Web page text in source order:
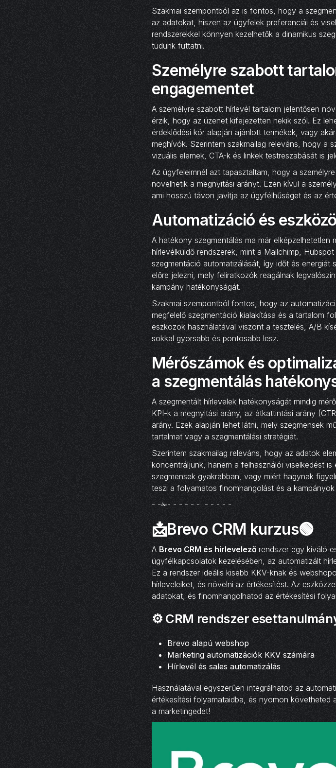
Szakmai szempontból az is fontos, hogy a
az adatokat, hiszen az ügyfelek preferenciái és
rendszerekkel könnyen kezelhetők a dinamikus
tudunk futtatni.
Személyre szabott
engagementet
A személyre szabott hírlevél tartalom jelentősen
érzik, hogy az üzenet kifejezetten nekik szól. Ez
érdeklődési kör alapján ajánlott termékek, vagy
meghívók. Szerintem szakmailag releváns, hogy a
vizuális elemek, CTA-k és linkek testreszabását is
Az ügyfeleimnél azt tapasztaltam, hogy a
növelhetik a megnyitási arányt. Ezen kívül a
ami hosszú távon javítja az ügyfélhűséget és az
Automatizáció és
A hatékony szegmentálás ma már elképzelhetetlen
hírlevélküldő rendszerek, mint a Mailchimp,
szegmentáció automatizálását, így időt és energiát
előre jelezni, mely feliratkozók reagálnak
kampány hatékonyságát.
Szakmai szempontból fontos, hogy az
megfelelő szegmentáció kialakítása és a tartalom
eszközök használatával viszont a tesztelés, A/B
sokkal gyorsabb és pontosabb lesz.
Mérőszámok és
a szegmentálás
A szegmentált hírlevelek hatékonyságát mindig
KPI-k a megnyitási arány, az átkattintási arány
arány. Ezek alapján lehet látni, mely szegmensek
tartalmat vagy a szegmentálási stratégiát.
Szerintem szakmailag releváns, hogy az adatok
koncentráljunk, hanem a felhasználói viselkedést
szegmensek gyakrabban, vagy miért hagynak
teszi a folyamatos finomhangolást és a kampányok
- -✁- - - - - - - - - - -
📩Brevo CRM kurzus🟢
A Brevo CRM és hírlevelező rendszer egy kiváló
ügyfélkapcsolatok kezelésében, az automatizált
Ez a rendszer ideális kisebb KKV-knak és
hírleveleiket, és növelni az értékesítést. Az
adatokat, és finomhangolhatod az értékesítési
⚙️ CRM rendszer
Brevo alapú webshop
Marketing automatizációk KKV számára
Hírlevél és sales automatizálás
Használatával egyszerűen integrálhatod az
értékesítési folyamataidba, és nyomon követheted
a marketingedet!